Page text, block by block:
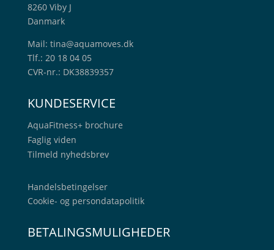
8260 Viby J
Danmark
Mail: tina@aquamoves.dk
Tlf.: 20 18 04 05
CVR-nr.: DK38839357
KUNDESERVICE
AquaFitness+ brochure
Faglig viden
Tilmeld nyhedsbrev
Handelsbetingelser
Cookie- og persondatapolitik
BETALINGSMULIGHEDER